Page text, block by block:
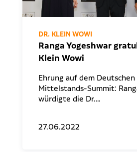
DR. KLEIN WOWI
Ranga Yogeshwar
Klein Wowi
Ehrung auf dem Deutschen
Mittelstands-Summit:
würdigte die Dr.…
27.06.2022